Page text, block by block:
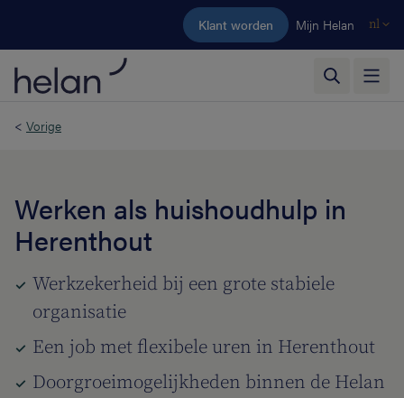
Ga naar de hoofdinhoud
Klant worden Mijn Helan nl
< Vorige
Werken als huishoudhulp in
Herenthout
Werkzekerheid bij een grote stabiele
organisatie
Een job met flexibele uren in Herenthout
Doorgroeimogelijkheden binnen de Helan